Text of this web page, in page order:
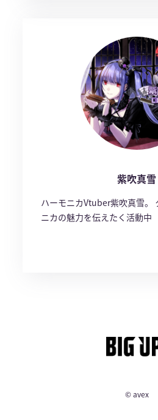
紫吹真雪
ハーモニカVtuber紫吹真雪。
ニカの魅力を伝えたく活動中
© avex